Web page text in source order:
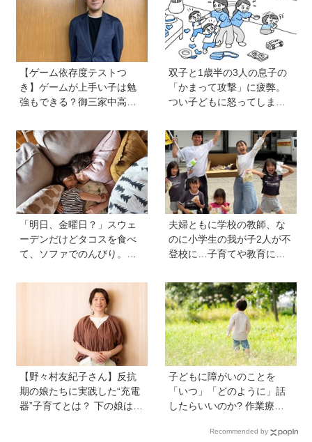
い」《慶應生よしださん｜
後編》
【ゲーム依存度テストつ
き】ゲームが上手い子は勉
強もできる？御三家中高卒
史さんが教えるゲームしな
がら受験で勝つためのメソ
ッド
双子と1歳半の3人の息子の
「かまって攻撃」に疲弊。
つい子どもに怒ってしまい
先生の子育てお悩み相談
室】
「明日、金曜日？」スウェ
ーデンだけどタコスを食べ
て、ソファでのんびり。小
【北欧パパと日本で子育てv
夫婦ともに学校の教師、な
のに小学生の我が子2人が不
登校に…子育てや教育に悩
「退職しよう」と決意する
まで
【野々村友紀子さん】反抗
期の娘たちに実践した“充電
器”子育てとは？ 下の娘は小
子どもに障がいのことを
「いつ」「どのように」話
したらいいのか? 作業療法
当時小学生の息子に伝えた
Recommended by